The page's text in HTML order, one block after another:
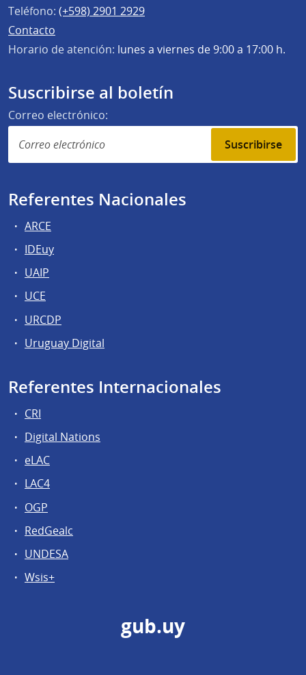
Teléfono: (+598) 2901 2929
Contacto
Horario de atención: lunes a viernes de 9:00 a 17:00 h.
Suscribirse al boletín
Correo electrónico:
Suscribirse
Referentes Nacionales
ARCE
IDEuy
UAIP
UCE
URCDP
Uruguay Digital
Referentes Internacionales
CRI
Digital Nations
eLAC
LAC4
OGP
RedGealc
UNDESA
Wsis+
gub.uy